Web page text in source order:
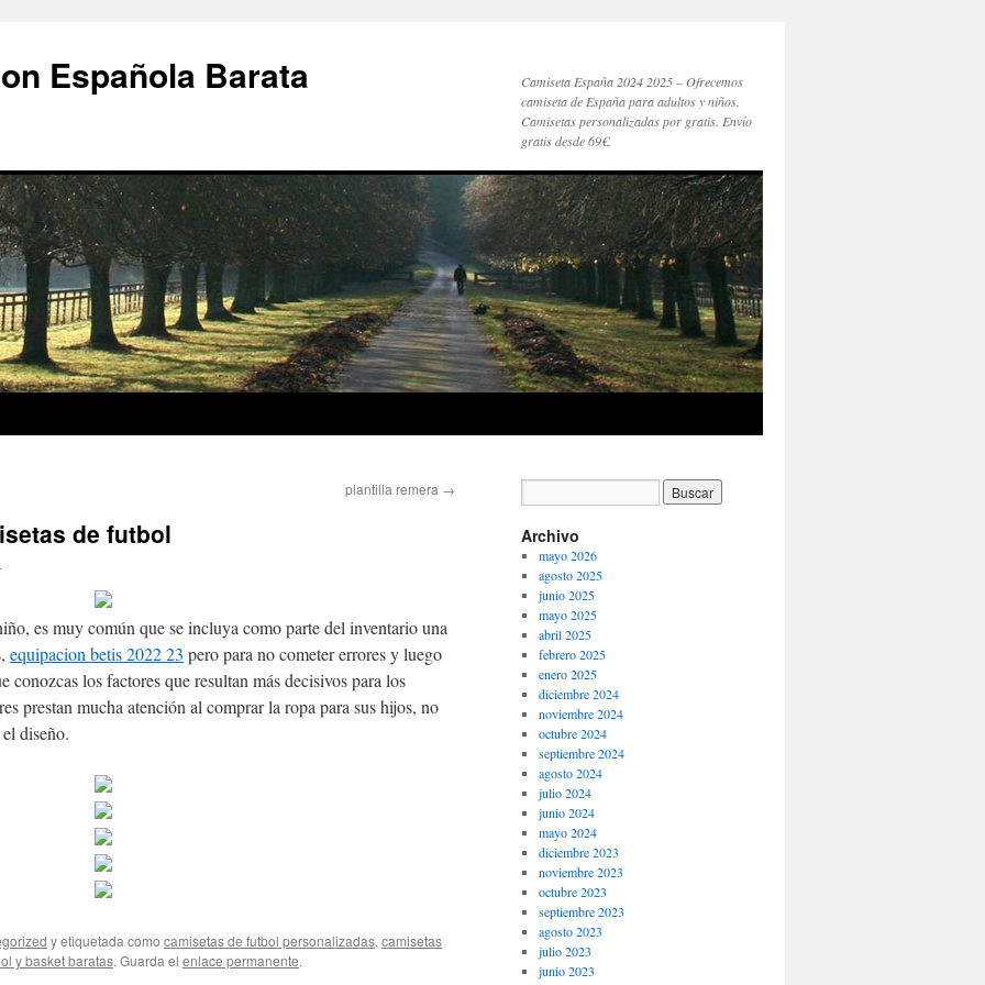
Española Barata
Camiseta España 2024 2025 – Ofrecemos
camiseta de España para adultos y niños.
Camisetas personalizadas por gratis. Envío
gratis desde 69€.
plantilla remera →
de futbol
es muy común que se incluya como parte del inventario una
equipacion betis 2022 23 pero para no cometer errores y luego
conozcas los factores que resultan más decisivos para los
prestan mucha atención al comprar la ropa para sus hijos, no
diseño.
y etiquetada como camisetas de futbol personalizadas, camisetas
y basket baratas. Guarda el enlace permanente.
Archivo
mayo 2026
agosto 2025
junio 2025
mayo 2025
abril 2025
febrero 2025
enero 2025
diciembre 2024
noviembre 2024
octubre 2024
septiembre 2024
agosto 2024
julio 2024
junio 2024
mayo 2024
diciembre 2023
noviembre 2023
octubre 2023
septiembre 2023
agosto 2023
julio 2023
junio 2023